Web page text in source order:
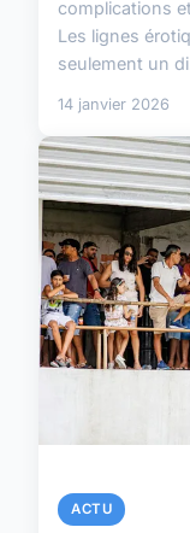
complications
Les lignes
seulement un
14 janvier 2026
ACTU